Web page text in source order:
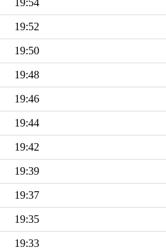
19:54
19:52
19:50
19:48
19:46
19:44
19:42
19:39
19:37
19:35
19:33